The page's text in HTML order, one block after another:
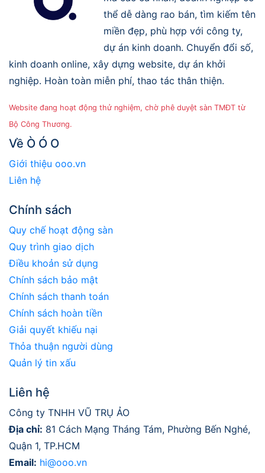
thể dễ dàng rao bán, tìm kiếm tên
miền đẹp, phù hợp với công ty,
dự án kinh doanh. Chuyển đổi số,
kinh doanh online, xây dựng website, dự án khởi
nghiệp. Hoàn toàn miễn phí, thao tác thân thiện.
Website đang hoạt động thử nghiệm, chờ phê duyệt sàn TMĐT từ
Bộ Công Thương.
Về Ò Ó O
Giới thiệu ooo.vn
Liên hệ
Chính sách
Quy chế hoạt động sàn
Quy trình giao dịch
Điều khoản sử dụng
Chính sách bảo mật
Chính sách thanh toán
Chính sách hoàn tiền
Giải quyết khiếu nại
Thỏa thuận người dùng
Quản lý tin xấu
Liên hệ
Công ty TNHH VŨ TRỤ ẢO
Địa chỉ: 81 Cách Mạng Tháng Tám, Phường Bến Nghé,
Quận 1, TP.HCM
Email: hi@ooo.vn